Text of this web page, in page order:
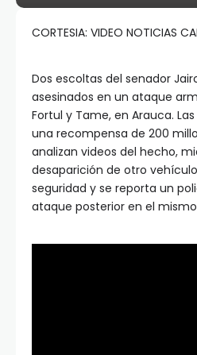
CORTESIA: VIDEO NOTICIAS
Dos escoltas del senador
asesinados en un ataque
Fortul y Tame, en Arauca.
una recompensa de 200
analizan videos del hecho,
desaparición de otro
seguridad y se reporta un
ataque posterior en el